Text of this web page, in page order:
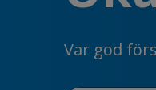
Var god